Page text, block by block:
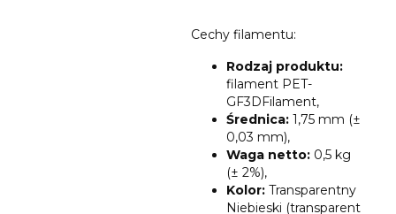
Cechy filamentu:
Rodzaj produktu:
filament PET-
GF3DFilament,
Średnica: 1,75 mm (±
0,03 mm),
Waga netto: 0,5 kg
(± 2%),
Kolor: Transparentny
Niebieski (transparent